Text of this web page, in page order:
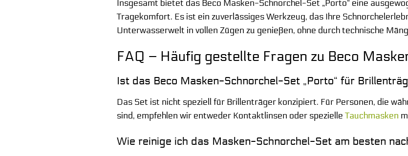
Insgesamt bietet das Beco Masken-Schnorchel-Set „Porto“ eine
Tragekomfort. Es ist ein zuverlässiges Werkzeug, das Ihre
Unterwasserwelt in vollen Zügen zu genießen, ohne durch technische
FAQ – Häufig gestellte Fragen zu Beco
Ist das Beco Masken-Schnorchel-Set „Porto“ für
Das Set ist nicht speziell für Brillenträger konzipiert. Für Personen, die
sind, empfehlen wir entweder Kontaktlinsen oder spezielleTauchmasken
Wie reinige ich das Masken-Schnorchel-Set am besten